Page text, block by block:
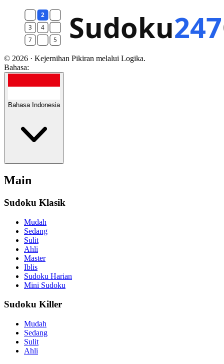
© 2026 · Kejernihan Pikiran melalui Logika.
Bahasa:
Bahasa Indonesia
Main
Sudoku Klasik
Mudah
Sedang
Sulit
Ahli
Master
Iblis
Sudoku Harian
Mini Sudoku
Sudoku Killer
Mudah
Sedang
Sulit
Ahli